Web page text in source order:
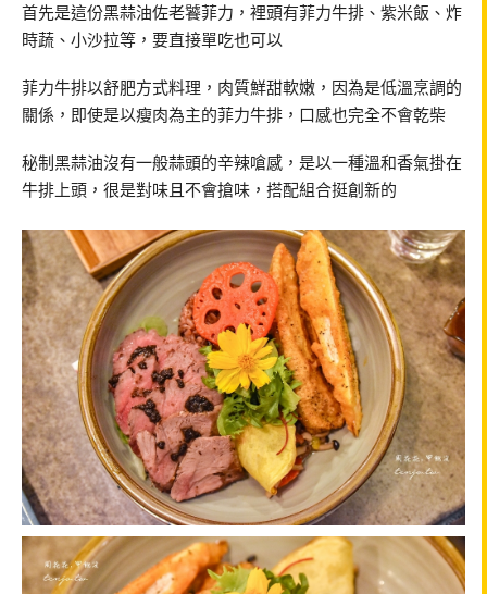
首先是這份黑蒜油佐老饕菲力，裡頭有菲力牛排、紫米飯、炸
時蔬、小沙拉等，要直接單吃也可以
菲力牛排以舒肥方式料理，肉質鮮甜軟嫩，因為是低溫烹調的
關係，即使是以瘦肉為主的菲力牛排，口感也完全不會乾柴
秘制黑蒜油沒有一般蒜頭的辛辣嗆感，是以一種溫和香氣掛在
牛排上頭，很是對味且不會搶味，搭配組合挺創新的